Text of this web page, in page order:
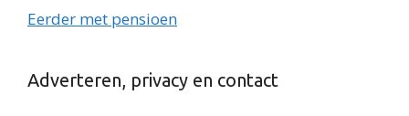
Eerder met pensioen
Adverteren, privacy en contact